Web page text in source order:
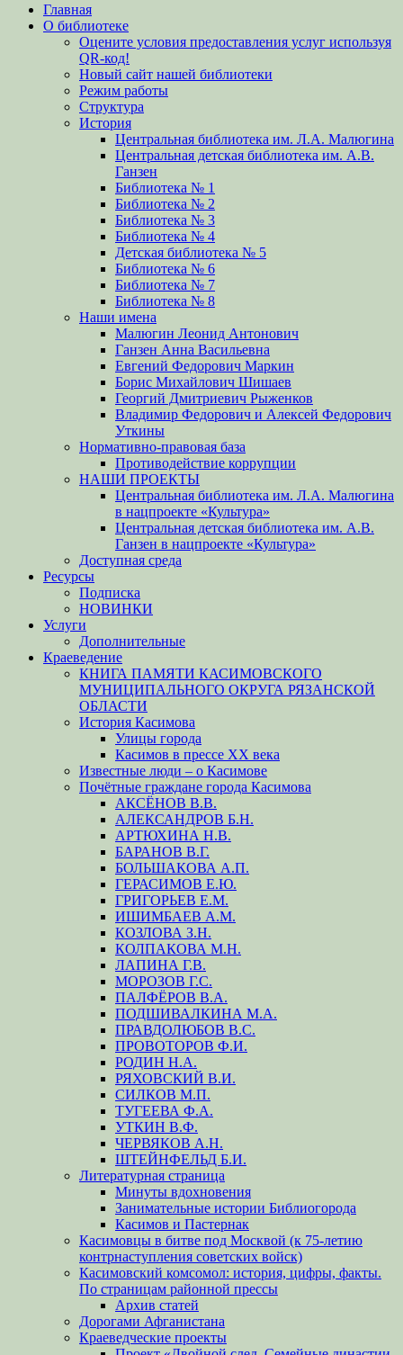
вверх
Главная
О библиотеке
Оцените условия предоставления услуг используя
QR-код!
Новый сайт нашей библиотеки
Режим работы
Структура
История
Центральная библиотека им. Л.А. Малюгина
Центральная детская библиотека им. А.В.
Ганзен
Библиотека № 1
Библиотека № 2
Библиотека № 3
Библиотека № 4
Детская библиотека № 5
Библиотека № 6
Библиотека № 7
Библиотека № 8
Наши имена
Малюгин Леонид Антонович
Ганзен Анна Васильевна
Евгений Федорович Маркин
Борис Михайлович Шишаев
Георгий Дмитриевич Рыженков
Владимир Федорович и Алексей Федорович
Уткины
Нормативно-правовая база
Противодействие коррупции
НАШИ ПРОЕКТЫ
Центральная библиотека им. Л.А. Малюгина
в нацпроекте «Культура»
Центральная детская библиотека им. А.В.
Ганзен в нацпроекте «Культура»
Доступная среда
Ресурсы
Подписка
НОВИНКИ
Услуги
Дополнительные
Краеведение
КНИГА ПАМЯТИ КАСИМОВСКОГО
МУНИЦИПАЛЬНОГО ОКРУГА РЯЗАНСКОЙ
ОБЛАСТИ
История Касимова
Улицы города
Касимов в прессе XX века
Известные люди – о Касимове
Почётные граждане города Касимова
АКСЁНОВ В.В.
АЛЕКСАНДРОВ Б.Н.
АРТЮХИНА Н.В.
БАРАНОВ В.Г.
БОЛЬШАКОВА А.П.
ГЕРАСИМОВ Е.Ю.
ГРИГОРЬЕВ Е.М.
ИШИМБАЕВ А.М.
КОЗЛОВА З.Н.
КОЛПАКОВА М.Н.
ЛАПИНА Г.В.
МОРОЗОВ Г.С.
ПАЛФЁРОВ В.А.
ПОДШИВАЛКИНА М.А.
ПРАВДОЛЮБОВ В.С.
ПРОВОТОРОВ Ф.И.
РОДИН Н.А.
РЯХОВСКИЙ В.И.
СИЛКОВ М.П.
ТУГЕЕВА Ф.А.
УТКИН В.Ф.
ЧЕРВЯКОВ А.Н.
ШТЕЙНФЕЛЬД Б.И.
Литературная страница
Минуты вдохновения
Занимательные истории Библиогорода
Касимов и Пастернак
Касимовцы в битве под Москвой (к 75-летию
контрнаступления советских войск)
Касимовский комсомол: история, цифры, факты.
По страницам районной прессы
Архив статей
Дорогами Афганистана
Краеведческие проекты